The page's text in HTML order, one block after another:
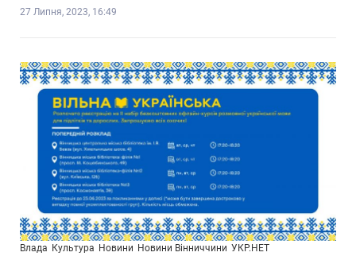
27 Липня, 2023, 16:49
Влада Культура Новини Новини Вінниччини УКР.НЕТ